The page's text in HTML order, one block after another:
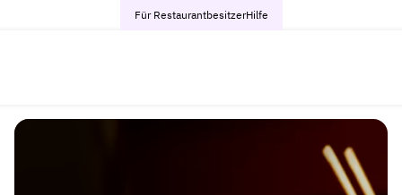
Für RestaurantbesitzerHilfe